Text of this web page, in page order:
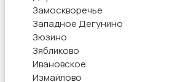
Замоскворечье
Западное Дегунино
Зюзино
Зябликово
Ивановское
Измайлово